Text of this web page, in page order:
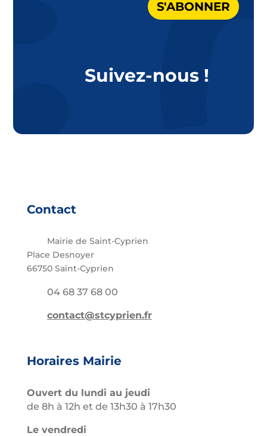
S'ABONNER
Suivez-nous !
Contact
Mairie de Saint-Cyprien
Place Desnoyer
66750 Saint-Cyprien
04 68 37 68 00
contact@stcyprien.fr
Horaires Mairie
Ouvert du lundi au jeudi
de 8h à 12h et de 13h30 à 17h30
Le vendredi